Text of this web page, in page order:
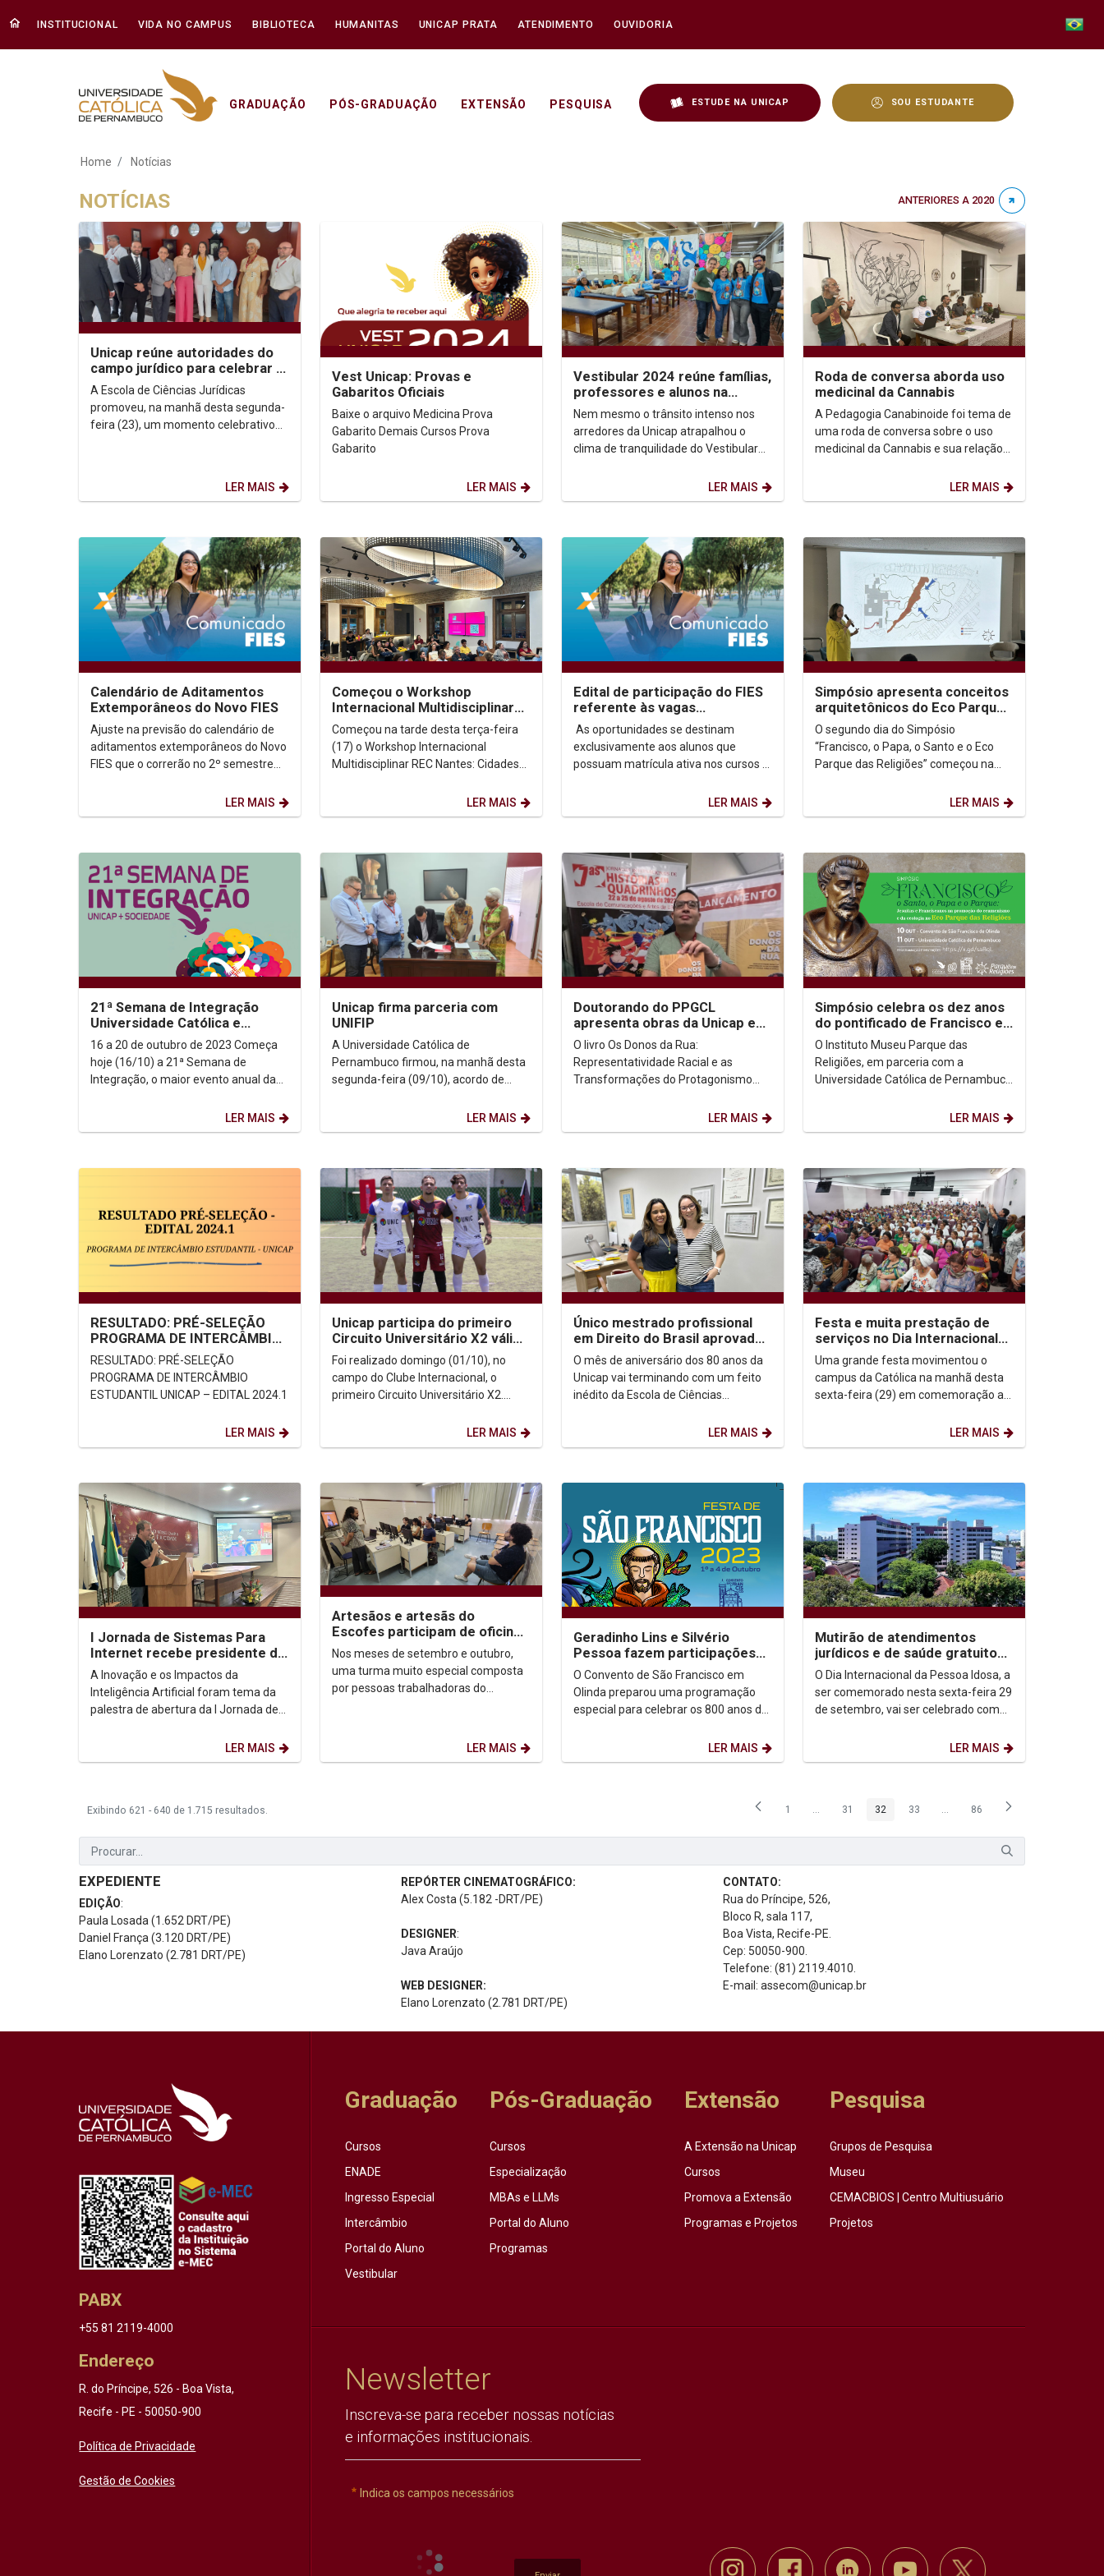
INSTITUCIONAL VIDA NO CAMPUS BIBLIOTECA HUMANITAS UNICAP PRATA ATENDIMENTO OUVIDORIA
GRADUAÇÃO PÓS-GRADUAÇÃO EXTENSÃO PESQUISA ESTUDE NA UNICAP SOU ESTUDANTE
Notícias - Unicap
Home Notícias
NOTÍCIAS ANTERIORES A 2020
Unicap reúne autoridades do
campo jurídico para celebrar o
novo mestrado profissional em
Direito...
A Escola de Ciências Jurídicas
promoveu, na manhã desta segunda-
feira (23), um momento celebrativo
LER MAIS
Vest Unicap: Provas e
Gabaritos Oficiais
Baixe o arquivo Medicina Prova
Gabarito Demais Cursos Prova
Gabarito
LER MAIS
Vestibular 2024 reúne famílias,
professores e alunos na
Unicap
Nem mesmo o trânsito intenso nos
arredores da Unicap atrapalhou o
clima de tranquilidade do Vestibular
LER MAIS
Roda de conversa aborda uso
medicinal da Cannabis
A Pedagogia Canabinoide foi tema de
uma roda de conversa sobre o uso
medicinal da Cannabis e sua relação
LER MAIS
Calendário de Aditamentos
Extemporâneos do Novo FIES
Ajuste na previsão do calendário de
aditamentos extemporâneos do Novo
FIES que o correrão no 2º semestre
LER MAIS
Começou o Workshop
Internacional Multidisciplinar
REC Nantes
Começou na tarde desta terça-feira
(17) o Workshop Internacional
Multidisciplinar REC Nantes: Cidades
LER MAIS
Edital de participação do FIES
referente às vagas
remanescentes para o ano de
2023
As oportunidades se destinam
exclusivamente aos alunos que
possuam matrícula ativa nos cursos e
LER MAIS
Simpósio apresenta conceitos
arquitetônicos do Eco Parque
das Religiões
O segundo dia do Simpósio
“Francisco, o Papa, o Santo e o Eco
Parque das Religiões” começou na
LER MAIS
21ª Semana de Integração
Universidade Católica e
Sociedade
16 a 20 de outubro de 2023 Começa
hoje (16/10) a 21ª Semana de
Integração, o maior evento anual da
haverá uma programação...LER MAIS
Unicap firma parceria com
UNIFIP
A Universidade Católica de
Pernambuco firmou, na manhã desta
segunda-feira (09/10), acordo de
Universitário de Patos - UNIFIP,...
LER MAIS
Doutorando do PPGCL
apresenta obras da Unicap e
anuncia lançamentos na XIV
Bienal Internacional...
O livro Os Donos da Rua:
Representatividade Racial e as
Transformações do Protagonismo
(2023) e Mininho: Dores de um...
LER MAIS
Simpósio celebra os dez anos
do pontificado de Francisco e
apresenta o Eco Parque das
Religiões
O Instituto Museu Parque das
Religiões, em parceria com a
Universidade Católica de Pernambuco
Nordeste, irão promover o...LER MAIS
RESULTADO: PRÉ-SELEÇÃO
PROGRAMA DE INTERCÂMBIO
ESTUDANTIL UNICAP – EDITAL
2024.1
RESULTADO: PRÉ-SELEÇÃO
PROGRAMA DE INTERCÂMBIO
ESTUDANTIL UNICAP – EDITAL 2024.1
LER MAIS
Unicap participa do primeiro
Circuito Universitário X2 válido
pelos 70º JUP’s 2023
Foi realizado domingo (01/10), no
campo do Clube Internacional, o
primeiro Circuito Universitário X2.
LER MAIS
Único mestrado profissional
em Direito do Brasil aprovado
pela Capes em 2023 é da
Católica
O mês de aniversário dos 80 anos da
Unicap vai terminando com um feito
inédito da Escola de Ciências
LER MAIS
Festa e muita prestação de
serviços no Dia Internacional
da Pessoa Idosa na Unicap
Uma grande festa movimentou o
campus da Católica na manhã desta
sexta-feira (29) em comemoração ao
LER MAIS
I Jornada de Sistemas Para
Internet recebe presidente do
Porto Digital
A Inovação e os Impactos da
Inteligência Artificial foram tema da
palestra de abertura da I Jornada de
LER MAIS
Artesãos e artesãs do
Escofes participam de oficinas
sobre letramento digital na
Unicap
Nos meses de setembro e outubro,
uma turma muito especial composta
por pessoas trabalhadoras do
LER MAIS
Geradinho Lins e Silvério
Pessoa fazem participações
especiais na Festa de São
Francisco
O Convento de São Francisco em
Olinda preparou uma programação
especial para celebrar os 800 anos da
LER MAIS
Mutirão de atendimentos
jurídicos e de saúde gratuitos
marcará Dia Internacional da
Pessoa Idosa...
O Dia Internacional da Pessoa Idosa, a
ser comemorado nesta sexta-feira 29
de setembro, vai ser celebrado com
LER MAIS
Exibindo 621 - 640 de 1.715 resultados. Página
1 ...Páginas intermediárias Usar ABA para navegar.
Página
31 Página
32 Página
33 ...Páginas intermediárias Usar ABA
Página
86
EXPEDIENTE
EDIÇÃO:
Paula Losada (1.652 DRT/PE)
Daniel França (3.120 DRT/PE)
Elano Lorenzato (2.781 DRT/PE)
REPÓRTER CINEMATOGRÁFICO:
Alex Costa (5.182 -DRT/PE)
DESIGNER:
Java Araújo
WEB DESIGNER:
Elano Lorenzato (2.781 DRT/PE)
CONTATO:
Rua do Príncipe, 526,
Bloco R, sala 117,
Boa Vista, Recife-PE.
Cep: 50050-900.
Telefone: (81) 2119.4010.
E-mail: assecom@unicap.br
PABX
+55 81 2119-4000
Endereço
R. do Príncipe, 526 - Boa Vista,
Recife - PE - 50050-900
Política de Privacidade
Gestão de Cookies
Graduação
Cursos
ENADE
Ingresso Especial
Intercâmbio
Portal do Aluno
Vestibular
Pós-Graduação
Cursos
Especialização
MBAs e LLMs
Portal do Aluno
Programas
Extensão
A Extensão na Unicap
Cursos
Promova a Extensão
Programas e Projetos
Pesquisa
Grupos de Pesquisa
Museu
CEMACBIOS | Centro Multiusuário
Projetos
Newsletter
Inscreva-se para receber nossas notícias
e informações institucionais.
Indica os campos necessários